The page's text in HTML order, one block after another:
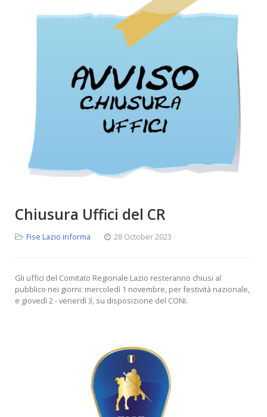
Chiusura Uffici del CR
Fise Lazio informa 28 October 2023
Gli uffici del Comitato Regionale Lazio resteranno chiusi al
pubblico nei giorni: mercoledì 1 novembre, per festività nazionale,
e giovedì 2 - venerdì 3, su disposizione del CONI.